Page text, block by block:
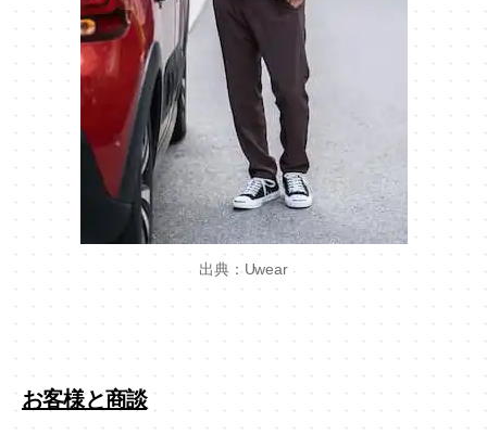
出典：Uwear
お客様と商談